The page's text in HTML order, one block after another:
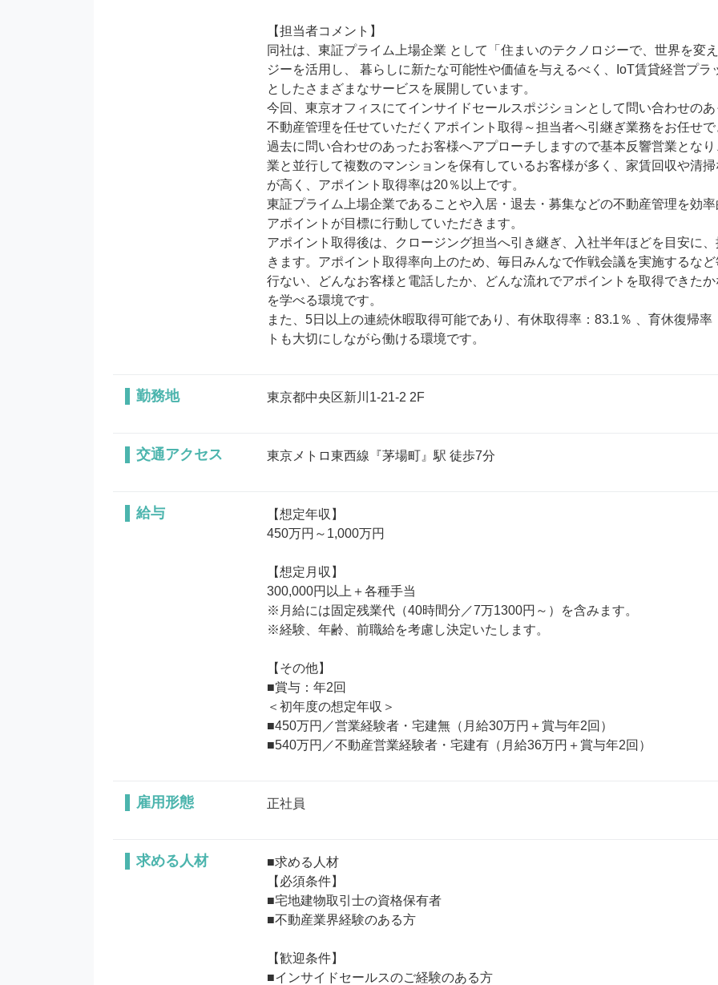
【担当者コメント】
同社は、東証プライム上場企業 として「住まいのテクノロジーで、世界を変
ジーを活用し、 暮らしに新たな可能性や価値を与えるべく、IoT賃貸経営プ
としたさまざまなサービスを展開しています。
今回、東京オフィスにてインサイドセールスポジションとして問い合わせの
不動産管理を任せていただくアポイント取得～担当者へ引継ぎ業務をお任せ
過去に問い合わせのあったお客様へアプローチしますので基本反響営業とな
業と並行して複数のマンションを保有しているお客様が多く、家賃回収や清
が高く、アポイント取得率は20％以上です。
東証プライム上場企業であることや入居・退去・募集などの不動産管理を効
アポイントが目標に行動していただきます。
アポイント取得後は、クロージング担当へ引き継ぎ、入社半年ほどを目安に
きます。アポイント取得率向上のため、毎日みんなで作戦会議を実施するな
行ない、どんなお客様と電話したか、どんな流れでアポイントを取得できた
を学べる環境です。
また、5日以上の連続休暇取得可能であり、有休取得率：83.1％ 、育休復帰
トも大切にしながら働ける環境です。
勤務地 東京都中央区新川1-21-2 2F
交通アクセス 東京メトロ東西線『茅場町』駅 徒歩7分
給与
【想定年収】
450万円～1,000万円
【想定月収】
300,000円以上＋各種手当
※月給には固定残業代（40時間分／7万1300円～）を含みます。
※経験、年齢、前職給を考慮し決定いたします。
【その他】
■賞与：年2回
＜初年度の想定年収＞
■450万円／営業経験者・宅建無（月給30万円＋賞与年2回）
■540万円／不動産営業経験者・宅建有（月給36万円＋賞与年2回）
雇用形態 正社員
求める人材
■求める人材
【必須条件】
■宅地建物取引士の資格保有者
■不動産業界経験のある方
【歓迎条件】
■インサイドセールスのご経験のある方